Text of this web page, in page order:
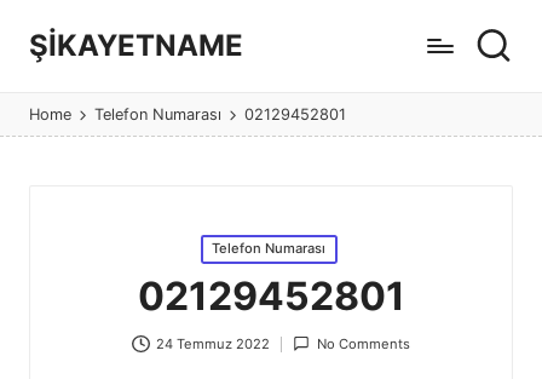
ŞİKAYETNAME
ve
şikayet
Home Telefon Numarası 02129452801
Posted
Telefon Numarası
02129452801
24 Temmuz 2022 No Comments